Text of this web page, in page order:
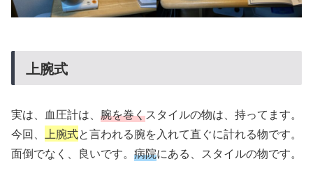
上腕式
実は、血圧計は、 腕を巻くスタイルの物は、持ってます。
今回、 上腕式と言われる腕を入れて直ぐに計れる物です。
面倒でなく、良いです。 病院にある、スタイルの物です。